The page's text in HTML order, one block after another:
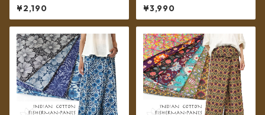
6カラー【メール便送料無料】
¥2,190
フラワープリント 4タイプ ロ
ング丈【メール便送料無料】
¥3,990